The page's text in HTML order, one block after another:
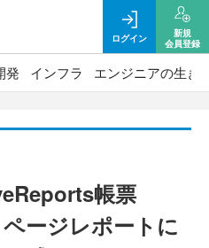
ログイン
新規
会員登録
発 インフラ エンジニアの生き
帳票
ページレポートに